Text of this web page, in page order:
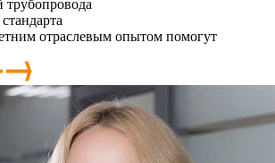
трубопровода
отраслевым опытом помогут